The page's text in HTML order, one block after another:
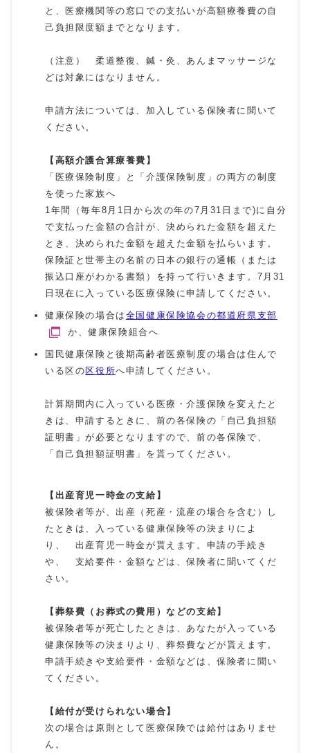
と、医療機関等の窓口での支払いが高額療養費の自
己負担限度額までとなります。
（注意） 柔道整復、鍼・灸、あんまマッサージな
どは対象にはなりません。
申請方法については、加入している保険者に聞いて
ください。
【高額介護合算療養費】
「医療保険制度」と「介護保険制度」の両方の制度
を使った家族へ
1年間（毎年8月1日から次の年の7月31日まで)に自分
で支払った金額の合計が、決められた金額を超えた
とき、決められた金額を超えた金額を払らいます。
保険証と世帯主の名前の日本の銀行の通帳（または
振込口座がわかる書類）を持って行いきます。7月31
日現在に入っている医療保険に申請してください。
健康保険の場合は 全国健康保険協会の都道府県支部
か、健康保険組合へ
国民健康保険と後期高齢者医療制度の場合は住んで
いる区の区役所へ申請してください。
計算期間内に入っている医療・介護保険を変えたと
きは、申請するときに、前の各保険の「自己負担額
証明書」が必要となりますので、前の各保険で、
「自己負担額証明書」を貰ってください。
【出産育児一時金の支給】
被保険者等が、出産（死産・流産の場合を含む）し
たときは、入っている健康保険等の決まりによ
り、 出産育児一時金が貰えます。申請の手続き
や、 支給要件・金額などは、保険者に聞いてくだ
さい。
【葬祭費（お葬式の費用）などの支給】
被保険者等が死亡したときは、あなたが入っている
健康保険等の決まりより、葬祭費などが貰えます。
申請手続きや支給要件・金額などは、保険者に聞い
てください。
【給付が受けられない場合】
次の場合は原則として医療保険では給付はありませ
ん。